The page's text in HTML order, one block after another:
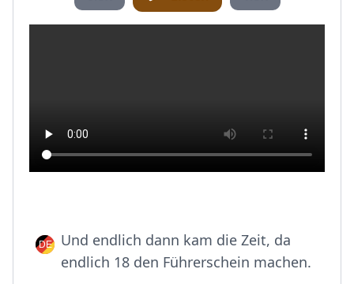
Und endlich dann kam die Zeit, da
endlich 18 den Führerschein machen.